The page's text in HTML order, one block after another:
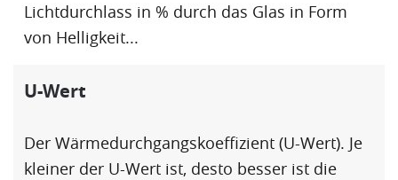
Lichtdurchlass in % durch das Glas in Form
von Helligkeit...
U-Wert
Der Wärmedurchgangskoeffizient (U-Wert). Je
kleiner der U-Wert ist, desto besser ist die